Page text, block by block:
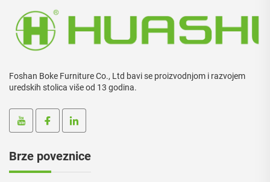
Foshan Boke Furniture Co., Ltd bavi se proizvodnjom i razvojem
uredskih stolica više od 13 godina.
Brze poveznice